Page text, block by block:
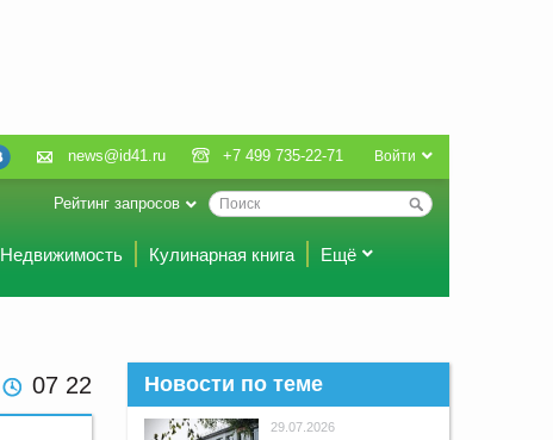
Войти
news@id41.ru +7 499 735-22-71
Рейтинг запросов
Недвижимость Кулинарная книга Ещё
07 22 Новости по теме
29.07.2026